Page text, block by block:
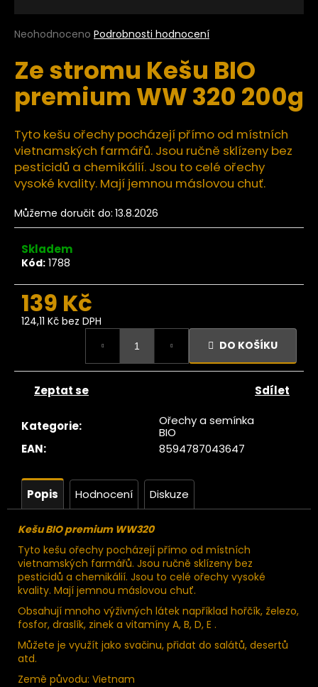
Průměrné
produktu
je
5
hvězdiček.
Neohodnoceno Podrobnosti hodnocení
Ze stromu Kešu BIO
premium WW 320 200g
Tyto kešu ořechy pocházejí přímo od místních
vietnamských farmářů. Jsou ručně sklízeny bez
pesticidů a chemikálií. Jsou to celé ořechy
vysoké kvality. Mají jemnou máslovou chuť.
Můžeme doručit do: 13.8.2026
Skladem
Kód: 1788
139 Kč
124,11 Kč bez DPH
DO KOŠÍKU
Kategorie:
Ořechy a semínka
BIO
EAN: 8594787043647
Zeptat se Sdílet
Popis Hodnocení Diskuze
Kešu BIO premium WW320
Tyto kešu ořechy pocházejí přímo od místních
vietnamských farmářů. Jsou ručně sklízeny bez
pesticidů a chemikálií. Jsou to celé ořechy vysoké
kvality. Mají jemnou máslovou chuť.
Obsahují mnoho výživných látek například hořčík, železo,
fosfor, draslík, zinek a vitamíny A, B, D, E .
Můžete je využít jako svačinu, přidat do salátů, desertů
atd.
Země původu: Vietnam
a
j
t
?
HLEDAT
D
o
p
r
u
č
e
104
Kč
Kč